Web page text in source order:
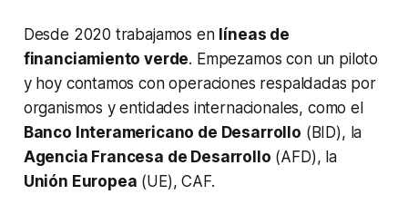
Desde 2020 trabajamos en líneas de
financiamiento verde. Empezamos con un piloto
y hoy contamos con operaciones respaldadas por
organismos y entidades internacionales, como el
Banco Interamericano de Desarrollo (BID), la
Agencia Francesa de Desarrollo (AFD), la
Unión Europea (UE), CAF.